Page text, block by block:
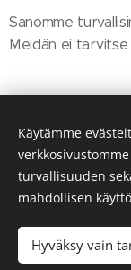
Sanomme
Meidän ei tarvitse
© Salon
Käytämme
turvallisuuden
mahdollisen
Hyväksy vain